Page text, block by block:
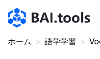
Bai.tools
ホーム > 語学学習 >